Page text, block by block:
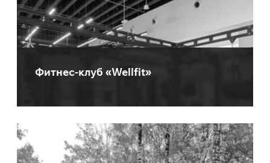
Фитнес-клуб «Wellfit»